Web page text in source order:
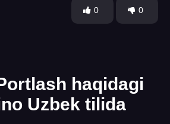
0 0
haqidagi
Uzbek tilida